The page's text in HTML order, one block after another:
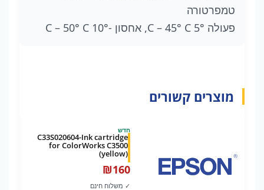
טמפרטורה
פעולה 5° C – 45° C, אחסון -10° C – 50° C
מוצרים קשורים
חדש
C33S020604-Ink cartridge
for ColorWorks C3500
(yellow)
₪160
✓ משלוח חינם